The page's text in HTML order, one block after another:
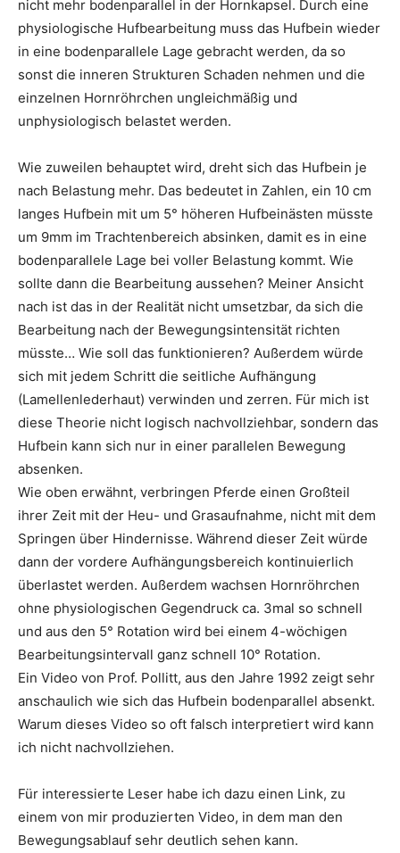
nicht mehr bodenparallel in der Hornkapsel. Durch eine
physiologische Hufbearbeitung muss das Hufbein wieder
in eine bodenparallele Lage gebracht werden, da so
sonst die inneren Strukturen Schaden nehmen und die
einzelnen Hornröhrchen ungleichmäßig und
unphysiologisch belastet werden.
Wie zuweilen behauptet wird, dreht sich das Hufbein je
nach Belastung mehr. Das bedeutet in Zahlen, ein 10 cm
langes Hufbein mit um 5° höheren Hufbeinästen müsste
um 9mm im Trachtenbereich absinken, damit es in eine
bodenparallele Lage bei voller Belastung kommt. Wie
sollte dann die Bearbeitung aussehen? Meiner Ansicht
nach ist das in der Realität nicht umsetzbar, da sich die
Bearbeitung nach der Bewegungsintensität richten
müsste… Wie soll das funktionieren? Außerdem würde
sich mit jedem Schritt die seitliche Aufhängung
(Lamellenlederhaut) verwinden und zerren. Für mich ist
diese Theorie nicht logisch nachvollziehbar, sondern das
Hufbein kann sich nur in einer parallelen Bewegung
absenken.
Wie oben erwähnt, verbringen Pferde einen Großteil
ihrer Zeit mit der Heu- und Grasaufnahme, nicht mit dem
Springen über Hindernisse. Während dieser Zeit würde
dann der vordere Aufhängungsbereich kontinuierlich
überlastet werden. Außerdem wachsen Hornröhrchen
ohne physiologischen Gegendruck ca. 3mal so schnell
und aus den 5° Rotation wird bei einem 4-wöchigen
Bearbeitungsintervall ganz schnell 10° Rotation.
Ein Video von Prof. Pollitt, aus den Jahre 1992 zeigt sehr
anschaulich wie sich das Hufbein bodenparallel absenkt.
Warum dieses Video so oft falsch interpretiert wird kann
ich nicht nachvollziehen.
Für interessierte Leser habe ich dazu einen Link, zu
einem von mir produzierten Video, in dem man den
Bewegungsablauf sehr deutlich sehen kann.